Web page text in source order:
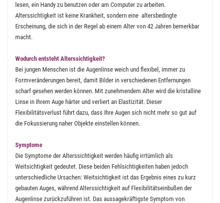
lesen, ein Handy zu benutzen oder am Computer zu arbeiten.
Alterssichtigkeit ist keine Krankheit, sondern eine altersbedingte
Erscheinung, die sich in der Regel ab einem Alter von 42 Jahren bemerkbar
macht.
Wodurch entsteht Alterssichtigkeit?
Bei jungen Menschen ist die Augenlinse weich und flexibel, immer zu
Formveränderungen bereit, damit Bilder in verschiedenen Entfernungen
scharf gesehen werden können. Mit zunehmendem Alter wird die kristalline
Linse in Ihrem Auge härter und verliert an Elastizität. Dieser
Flexibilitätsverlust führt dazu, dass Ihre Augen sich nicht mehr so gut auf
die Fokussierung naher Objekte einstellen können.
Symptome
Die Symptome der Alterssichtigkeit werden häufig irrtümlich als
Weitsichtigkeit gedeutet. Diese beiden Fehlsichtigkeiten haben jedoch
unterschiedliche Ursachen: Weitsichtigkeit ist das Ergebnis eines zu kurz
gebauten Auges, während Alterssichtigkeit auf Flexibilitätseinbußen der
Augenlinse zurückzuführen ist. Das aussagekräftigste Symptom von